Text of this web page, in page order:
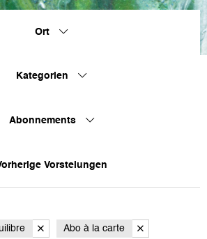
Ort
Kategorien
Abonnements
Vorstelungen
Abo à la carte